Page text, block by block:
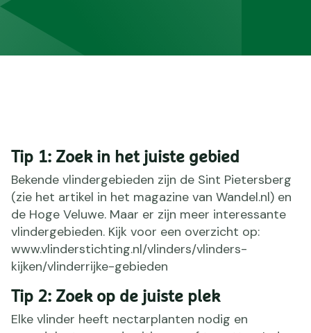
Tip 1: Zoek in het juiste gebied
Bekende vlindergebieden zijn de Sint Pietersberg
(zie het artikel in het magazine van Wandel.nl) en
de Hoge Veluwe. Maar er zijn meer interessante
vlindergebieden. Kijk voor een overzicht op:
www.vlinderstichting.nl/vlinders/vlinders-
kijken/vlinderrijke-gebieden
Tip 2: Zoek op de juiste plek
Elke vlinder heeft nectarplanten nodig en